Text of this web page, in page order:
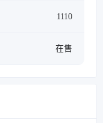
1110
在售